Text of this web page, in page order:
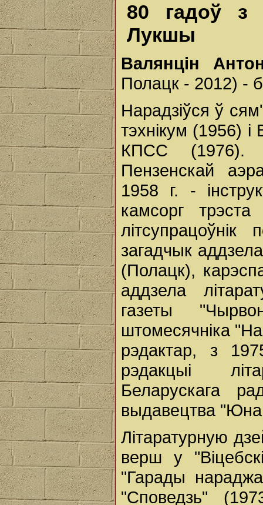
80 гадоў з
Лукшы
Валянцін
Полацк - 2012) -
Нарадзіўся ў
тэхнікум (1956)
КПСС (1976).
Пензенскай
1958 г. -
камсорг
загадчык
(Полацк),
аддзела
газеты
штомесячніка
рэдактар, з
рэдакцыі
Беларускага
выдавецтва
Літаратурную
верш у
"Гарады
"Споведзь"